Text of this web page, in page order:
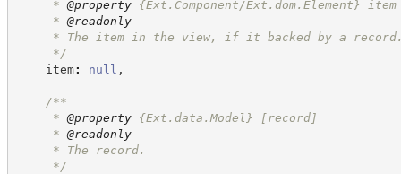
* @property {Ext.Component/Ext.dom.Element} item
* @readonly
* The item in the view, if it backed by a
*/
item: null ,
/**
* @property {Ext.data.Model}
[record]
* @readonly
* The record.
*/